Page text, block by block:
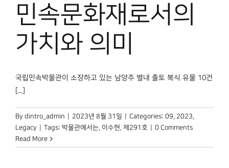
민속문화재로서의
가치와 의미
국립민속박물관이 소장하고 있는 남양주 별내 출토 복식 유물 10건
[...]
By dintro_admin 2023년 8월 31일 Categories: 09, 2023,
Legacy
Tags: 박물관에서는, 이수현, 제291호
0 Comments
Read More